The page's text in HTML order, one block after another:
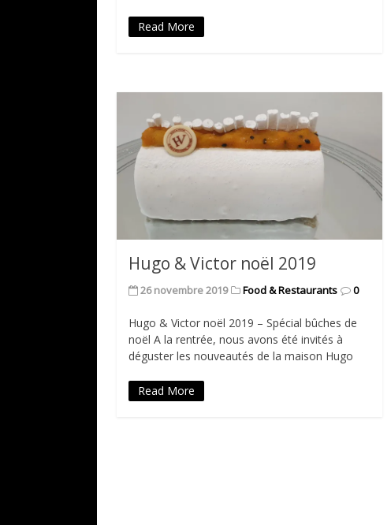
Read More
Hugo & Victor noël 2019
26 novembre 2019 Food & Restaurants 0
Hugo & Victor noël 2019 – Spécial bûches de
noël A la rentrée, nous avons été invités à
déguster les nouveautés de la maison Hugo
Read More